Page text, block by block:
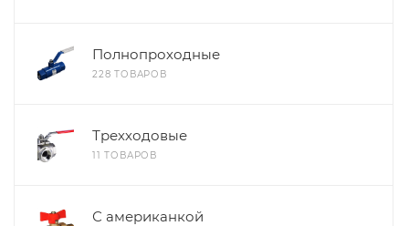
Полнопроходные
228 ТОВАРОВ
Трехходовые
11 ТОВАРОВ
С американкой